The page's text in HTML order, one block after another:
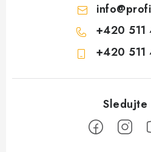
info@
+420
+420